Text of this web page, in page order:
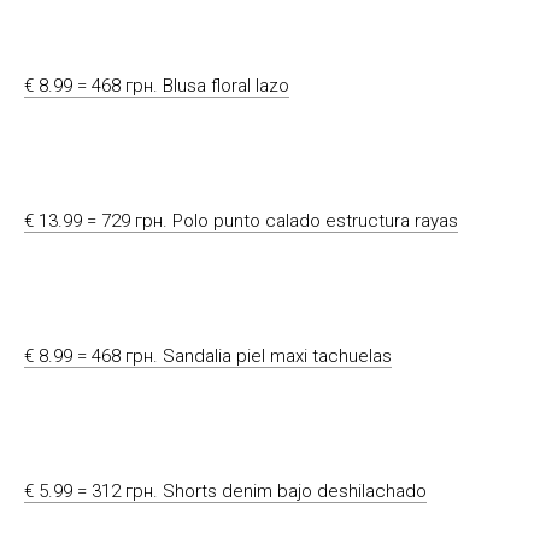
€ 8.99 = 468 грн. Blusa floral lazo
€ 13.99 = 729 грн. Polo punto calado estructura rayas
€ 8.99 = 468 грн. Sandalia piel maxi tachuelas
€ 5.99 = 312 грн. Shorts denim bajo deshilachado